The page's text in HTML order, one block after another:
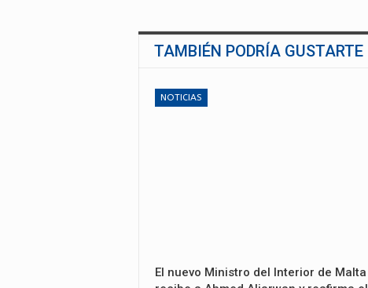
TAMBIÉN PODRÍA GUSTARTE
NOTICIAS
El nuevo Ministro del Interior de Malta